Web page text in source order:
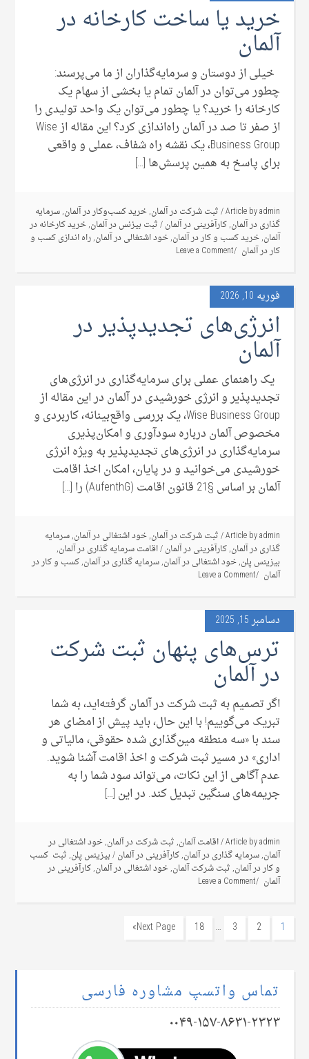
خرید یا ساخت کارخانه در
آلمان
خیلی از دوستان و سرمایه‌گذاران از ما می‌پرسند:
چطور می‌توان در آلمان تمام یا بخشی از سهام یک
کارخانه را خرید؟ یا چطور می‌توان یک واحد تولیدی را
از صفر تا صد در آلمان راه‌اندازی کرد؟ این مقاله از Wise
Business Group، یک نقشه راه شفاف، عملی و واقعی
برای پاسخ به همین پرسش‌ها […]
Article byadmin
/ثبت شرکت در آلمان,خرید کسب‌وکار در آلمان,سرمایه
گذاری در آلمان,کارآفرینی در آلمان/ثبت بیزنس در آلمان,خرید کارخانه در
آلمان,خرید کسب و کار در آلمان,خود اشتغالی در آلمان,راه اندازی کسب و
کار در آلمان Leave a Comment
فوریه 10, 2026
انرژی‌های تجدیدپذیر در
آلمان
یک راهنمای عملی برای سرمایه‌گذاری در انرژی‌های
تجدیدپذیر و انرژی خورشیدی در آلمان در این مقاله از
Wise Business Group، یک بررسی واقع‌بینانه، کاربردی و
مخصوص آلمان درباره سودآوری و امکان‌پذیری
سرمایه‌گذاری در انرژی‌های تجدیدپذیر به ‌ویژه انرژی
خورشیدی می‌خوانید و در پایان، امکان اخذ اقامت
آلمان بر اساس §21 قانون اقامت (AufenthG) را […]
Article byadmin
/ثبت شرکت در آلمان,خود اشتغالی در آلمان,سرمایه
گذاری در آلمان,کارآفرینی در آلمان/اقامت سرمایه گذاری در آلمان,
بیزینس پلن,خود اشتغالی در آلمان,سرمایه گذاری در آلمان,کسب و کار در
آلمان Leave a Comment
دسامبر 15, 2025
ترس‌های پنهان ثبت شرکت
در آلمان
اگر تصمیم به ثبت شرکت در آلمان گرفته‌اید، به شما
تبریک می‌گوییم! با این حال، باید پیش از امضای هر
سند با «سه منطقه مین‌گذاری شده حقوقی، مالیاتی و
اداری» در مسیر ثبت شرکت و اخذ اقامت آشنا شوید.
عدم آگاهی از این نکات، می‌تواند سود شما را به
جریمه‌های سنگین تبدیل کند. در این […]
Article byadmin
/اقامت آلمان,ثبت شرکت در آلمان,خود اشتغالی در
آلمان,سرمایه گذاری در آلمان,کارآفرینی در آلمان/بیزینس پلن,ثبت کسب
و کار در آلمان,ثبت شرکت آلمان,خود اشتغالی در آلمان,کارآفرینی در
آلمان Leave a Comment
1
2
3
…
18
Next Page»
تماس واتسپ مشاوره فارسی
۰۰۴۹-۱۵۷-۸۶۳۱-۲۳۲۳